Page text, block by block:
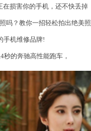
在损害你的手机，还不快丢掉
吗？教你一招轻松拍出绝美照
手机维修品牌!
秒的奔驰高性能跑车，